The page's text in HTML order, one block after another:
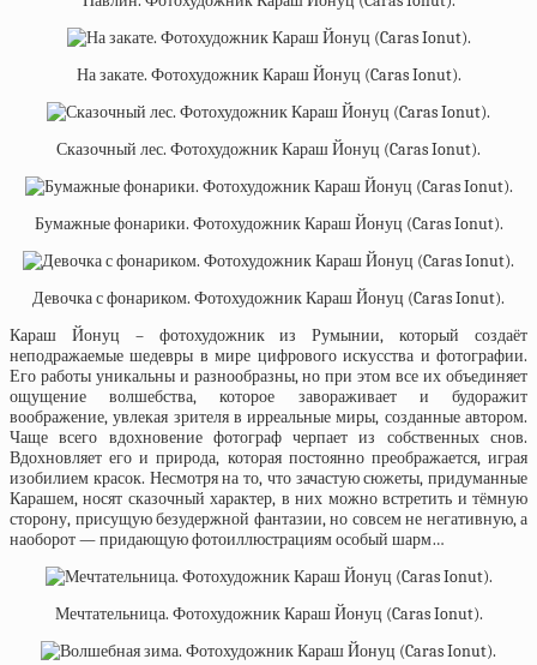
На закате. Фотохудожник Караш Йонуц (Caras Ionut).
Сказочный лес. Фотохудожник Караш Йонуц (Caras Ionut).
Бумажные фонарики. Фотохудожник Караш Йонуц (Caras Ionut).
Девочка с фонариком. Фотохудожник Караш Йонуц (Caras Ionut).
Караш Йонуц – фотохудожник из Румынии, который создаёт
неподражаемые шедевры в мире цифрового искусства и фотографии.
Его работы уникальны и разнообразны, но при этом все их объединяет
ощущение волшебства, которое завораживает и будоражит
воображение, увлекая зрителя в ирреальные миры, созданные автором.
Чаще всего вдохновение фотограф черпает из собственных снов.
Вдохновляет его и природа, которая постоянно преображается, играя
изобилием красок. Несмотря на то, что зачастую сюжеты, придуманные
Карашем, носят сказочный характер, в них можно встретить и тёмную
сторону, присущую безудержной фантазии, но совсем не негативную, а
наоборот — придающую фотоиллюстрациям особый шарм…
Мечтательница. Фотохудожник Караш Йонуц (Caras Ionut).